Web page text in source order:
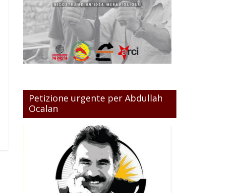
Petizione urgente per Abdullah
Ocalan